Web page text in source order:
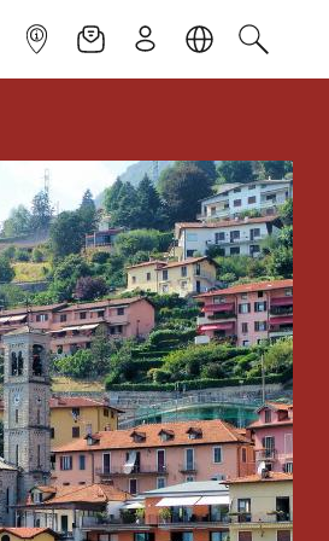
INFOPOINTNEWSLETTER
SUSCRÌBETE
IDIOMABUSCAR